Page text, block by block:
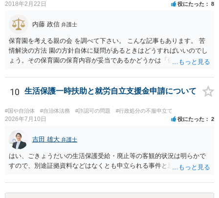
2018年2月22日 役にたった 8
内藤 政信 弁護士
保育園を考える親の会 を調べて下さい。 こんな記事もあります。 苦
情解決の方法 園の方針自体に疑問があるときはどうすればいいのでし
ょう。その保育園の保育内容が妥当であるかどうかは「保育所保育指
だけで問題が解決できずにこじれた時には、苦情を文書にして保育園
に提出しましょう。園は保護者の苦情に耳を傾けなくてはならないと
三）。さらに苦情解決のための第三者委員を施設ごとにおくことも指
導されています。 保育園との相談や交渉で解決できない時には、区市
「福祉サービス運営適正化委員会」が設置されています。 認可保育所
はもちろんのこと、認可外の保育施設でも補助金を受けている施設
は、市や区、都道府県などの責任の範囲内にありますから、役所も相
談に応じなくてはなりません。
10 生活保護一時扶助と就労自立支援金申請について
#国や自治体 #自治体法務 #許認可の問題 #行政処分の不服申立て
2026年7月10日 役にたった 2
吉田 雄大 弁護士
はい、ごきょうだいの生活保護受給・廃止等の客観的状況は明らかで
すので、別途証拠資料などはなくとも申立られる事件と思います。